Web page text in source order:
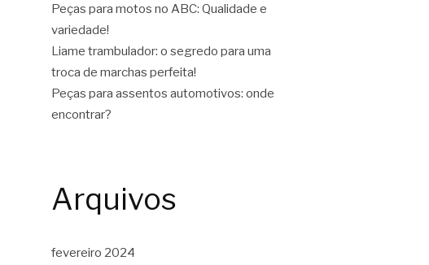
Peças para motos no ABC: Qualidade e
variedade!
Liame trambulador: o segredo para uma
troca de marchas perfeita!
Peças para assentos automotivos: onde
encontrar?
Arquivos
fevereiro 2024